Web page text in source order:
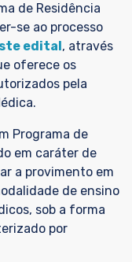
de Residência
se ao processo
edital, através
oferece os
pela
Programa de
em caráter de
a provimento em
de ensino
sob a forma
por